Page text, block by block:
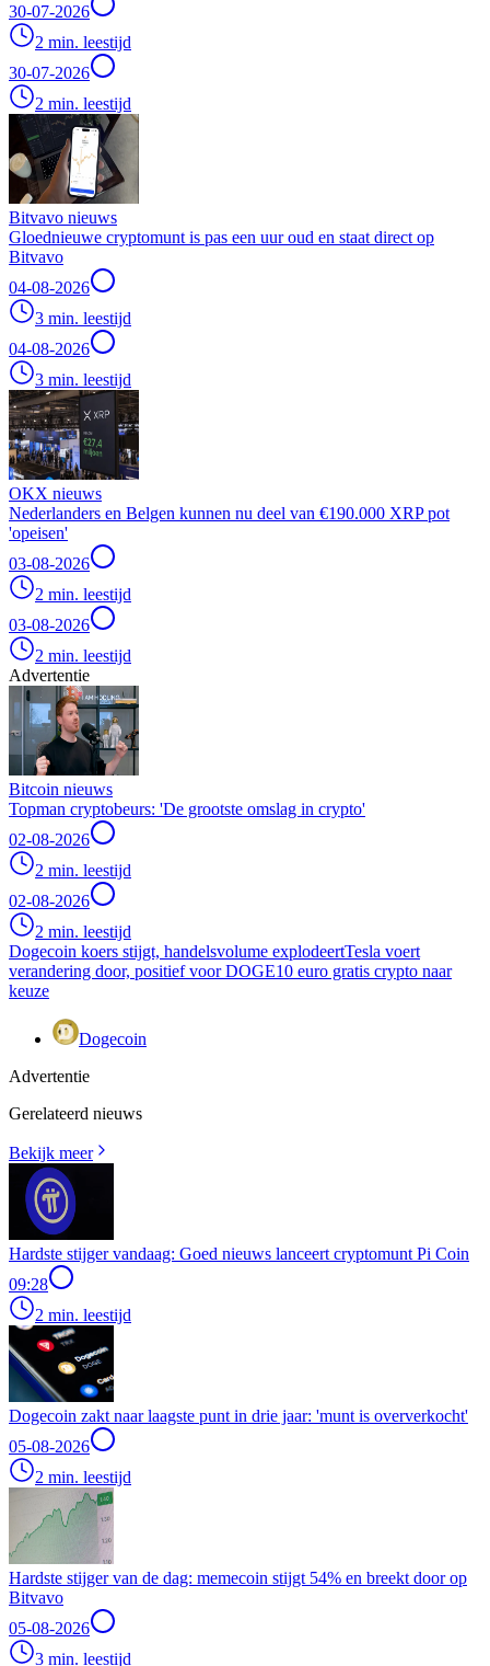
30-07-2026
2 min. leestijd
30-07-2026
2 min. leestijd
Bitvavo nieuws
Gloednieuwe cryptomunt is pas een uur oud en staat direct op
Bitvavo
04-08-2026
3 min. leestijd
04-08-2026
3 min. leestijd
OKX nieuws
Nederlanders en Belgen kunnen nu deel van €190.000 XRP pot
'opeisen'
03-08-2026
2 min. leestijd
03-08-2026
2 min. leestijd
Advertentie
Bitcoin nieuws
Topman cryptobeurs: 'De grootste omslag in crypto'
02-08-2026
2 min. leestijd
02-08-2026
2 min. leestijd
Dogecoin koers stijgt, handelsvolume explodeertTesla voert
verandering door, positief voor DOGE10 euro gratis crypto naar
keuze
Dogecoin
Advertentie
Gerelateerd nieuws
Bekijk meer
Hardste stijger vandaag: Goed nieuws lanceert cryptomunt Pi Coin
09:28
2 min. leestijd
Dogecoin zakt naar laagste punt in drie jaar: 'munt is oververkocht'
05-08-2026
2 min. leestijd
Hardste stijger van de dag: memecoin stijgt 54% en breekt door op
Bitvavo
05-08-2026
3 min. leestijd